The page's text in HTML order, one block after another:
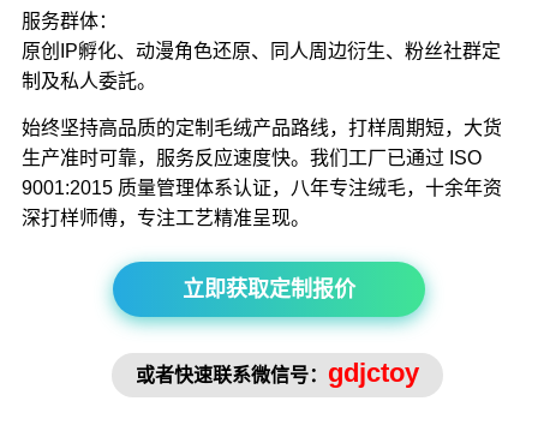
服务群体：
原创IP孵化、动漫角色还原、同人周边衍生、粉丝社群定
制及私人委託。
始终坚持高品质的定制毛绒产品路线，打样周期短，大货
生产准时可靠，服务反应速度快。我们工厂已通过 ISO
9001:2015 质量管理体系认证，八年专注绒毛，十余年资
深打样师傅，专注工艺精准呈现。
立即获取定制报价
或者快速联系微信号： gdjctoy